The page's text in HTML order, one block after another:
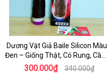
Dương Vật Giả Baile Silicon Màu
Đen – Giống Thật, Có Rung, Cầm
Tay Giá Rẻ
300.000₫ 340.000₫